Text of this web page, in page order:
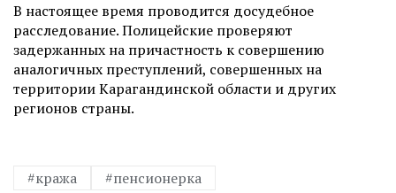
В настоящее время проводится досудебное
расследование. Полицейские проверяют
задержанных на причастность к совершению
аналогичных преступлений, совершенных на
территории Карагандинской области и других
регионов страны.
#кража #пенсионерка